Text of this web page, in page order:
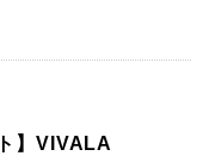
】VIVALA